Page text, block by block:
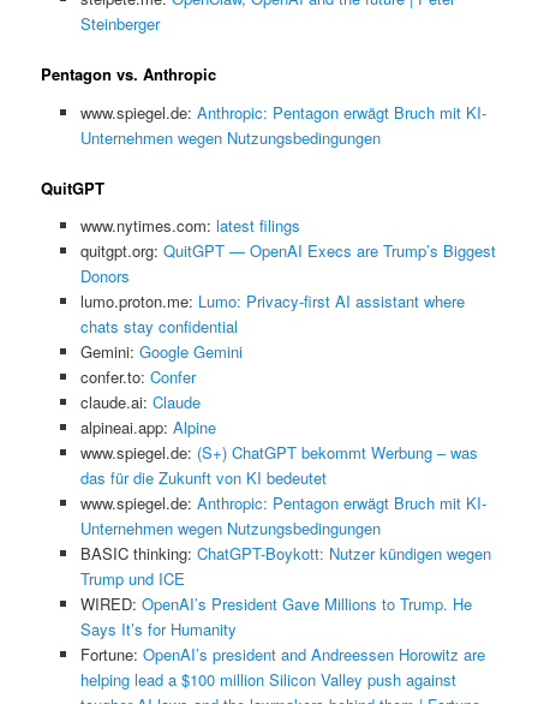
Steinberger
Pentagon vs. Anthropic
www.spiegel.de: Anthropic: Pentagon erwägt Bruch mit KI-
Unternehmen wegen Nutzungsbedingungen
QuitGPT
www.nytimes.com: latest filings
quitgpt.org: QuitGPT — OpenAI Execs are Trump’s Biggest
Donors
lumo.proton.me: Lumo: Privacy-first AI assistant where
chats stay confidential
Gemini: ‎Google Gemini
confer.to: Confer
claude.ai: Claude
alpineai.app: Alpine
www.spiegel.de: (S+) ChatGPT bekommt Werbung – was
das für die Zukunft von KI bedeutet
www.spiegel.de: Anthropic: Pentagon erwägt Bruch mit KI-
Unternehmen wegen Nutzungsbedingungen
BASIC thinking: ChatGPT-Boykott: Nutzer kündigen wegen
Trump und ICE
WIRED: OpenAI’s President Gave Millions to Trump. He
Says It’s for Humanity
Fortune: OpenAI’s president and Andreessen Horowitz are
helping lead a $100 million Silicon Valley push against